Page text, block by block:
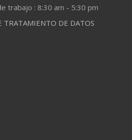
trabajo : 8:30 am - 5:30 pm
TRATAMIENTO DE DATOS